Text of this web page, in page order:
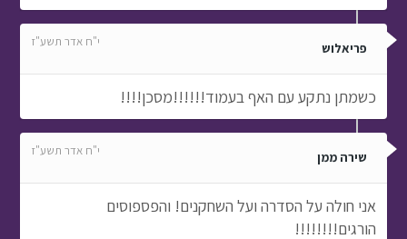
פריאלוש י"ח אדר תשע"ז
כשמתן נתקע עם האף בעמוד!!!!!!מסכן!!!!
שירה ממן י"ח אדר תשע"ז
אני חולה על הסדרה ועל השחקנים! והפספוסים
הורגים!!!!!!!!